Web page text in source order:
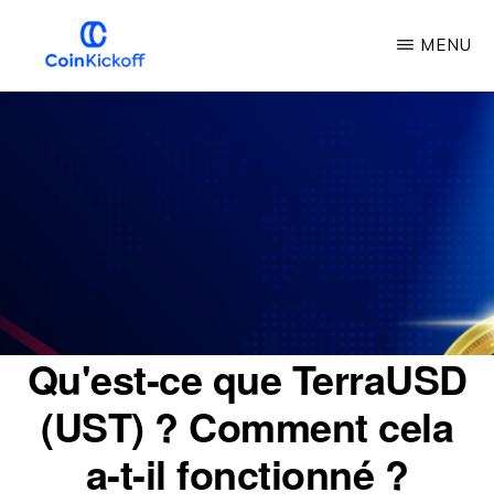
mainCOUP
MENU
Qu'est-ce que TerraUSD
(UST) ? Comment cela
a-t-il fonctionné ?